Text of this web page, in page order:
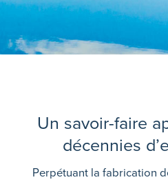
Un savoir-faire
décennies
Perpétuant la fabrication